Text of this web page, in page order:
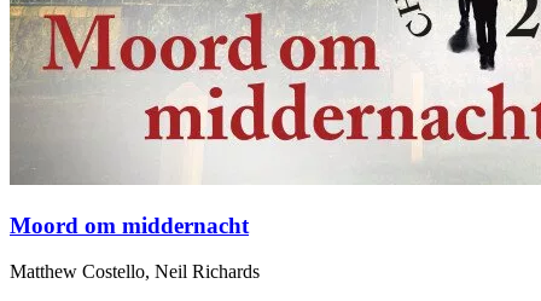
Moord om middernacht
Matthew Costello, Neil Richards